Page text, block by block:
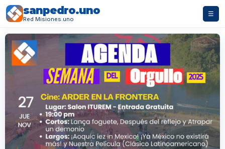
sanpedro.uno
Red Misiones.uno
☰